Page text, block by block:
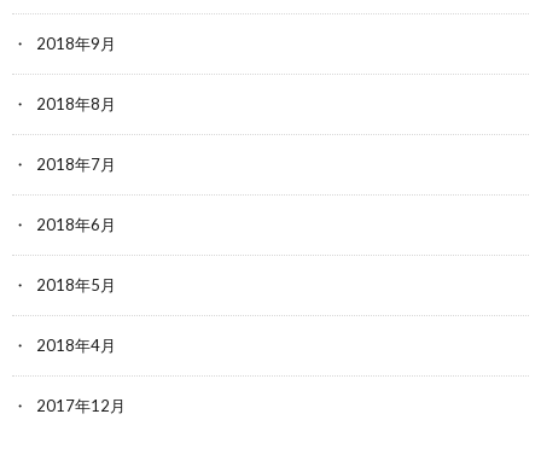
2018年9月
2018年8月
2018年7月
2018年6月
2018年5月
2018年4月
2017年12月